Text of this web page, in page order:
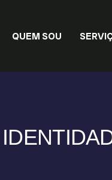
QUEM SOU